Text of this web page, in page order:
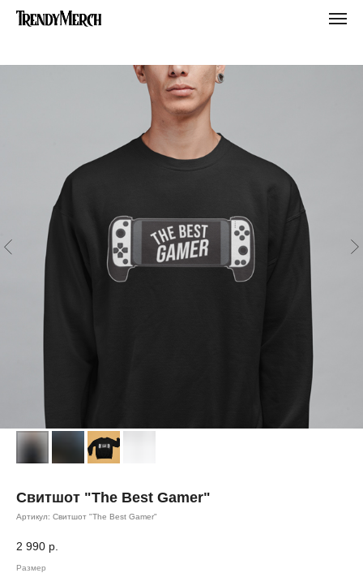
Свитшот "The Best Gamer"
Артикул: Свитшот "The Best Gamer"
2 990 р.
Размер